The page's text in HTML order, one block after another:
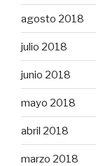
agosto 2018
julio 2018
junio 2018
mayo 2018
abril 2018
marzo 2018